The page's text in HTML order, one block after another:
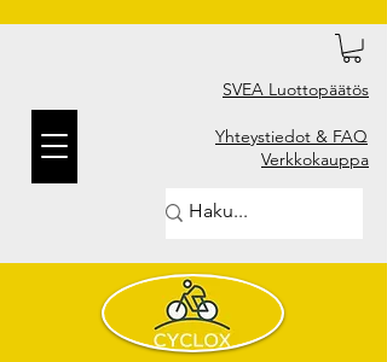
SVEA Luottopäätös
Yhteystiedot & FAQ
Verkkokauppa